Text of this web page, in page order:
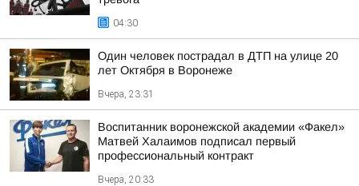
04:30
Один человек пострадал в ДТП на улице 20
лет Октября в Воронеже
Вчера, 23:31
Воспитанник воронежской академии «Факел»
Матвей Халаимов подписал первый
профессиональный контракт
Вчера, 20:33